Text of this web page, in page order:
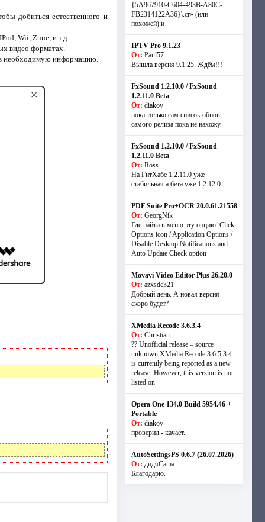
добиться естественного и
Wii, Zune, и т.д.
видео форматах.
необходимую информацию.
{5A967910-C604-493B-A80C-
FB2314122A36}\.cr» (или
похожей) и
IPTV Pro 9.1.23
От: Paul57
Вышла версия 9.1.25. Ждём!!!
FxSound 1.2.10.0 / FxSound
1.2.11.0 Beta
От: diakov
пока только сам список обнов,
самого релиза пока не нахожу.
FxSound 1.2.10.0 / FxSound
1.2.11.0 Beta
От: Ross
На ГитХабе 1.2.11.0 уже
стабильная а бета уже 1.2.12.0
PDF Suite Pro+OCR 20.0.61.21558
От: GeorgNik
Где найти в меню эту опцию: Click
Options icon / Application Options /
Disable Desktop Notifications and
Auto Update Check option
Movavi Video Editor Plus 26.20.0
От: azxsdc321
Добрый день. А новая версия
скоро будет?
XMedia Recode 3.6.3.4
От: Christian
?? Unofficial release – source
unknown XMedia Recode 3.6.5.3.4
is currently being reported as a new
release. However, this version is not
listed on
Opera One 134.0 Build 5954.46 +
Portable
От: diakov
проверил - качает.
AutoSettingsPS 0.6.7 (26.07.2026)
От: дядяСаша
Благодарю.